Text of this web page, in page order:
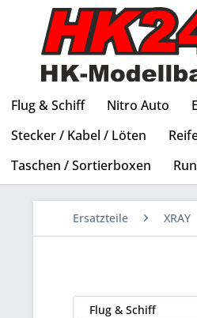
Flug & Schiff Nitro Auto
Stecker / Kabel / Löten
Taschen / Sortierboxen
Ersatzteile XRAY
Flug & Schiff